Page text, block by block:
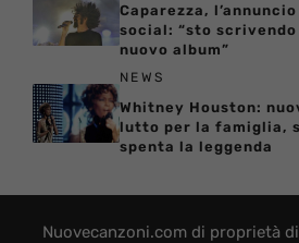
Caparezza, l’annuncio
social: “sto scrivendo
nuovo album”
NEWS
Whitney Houston:
lutto per la famiglia,
spenta la leggenda
Nuovecanzoni.com di proprietà di